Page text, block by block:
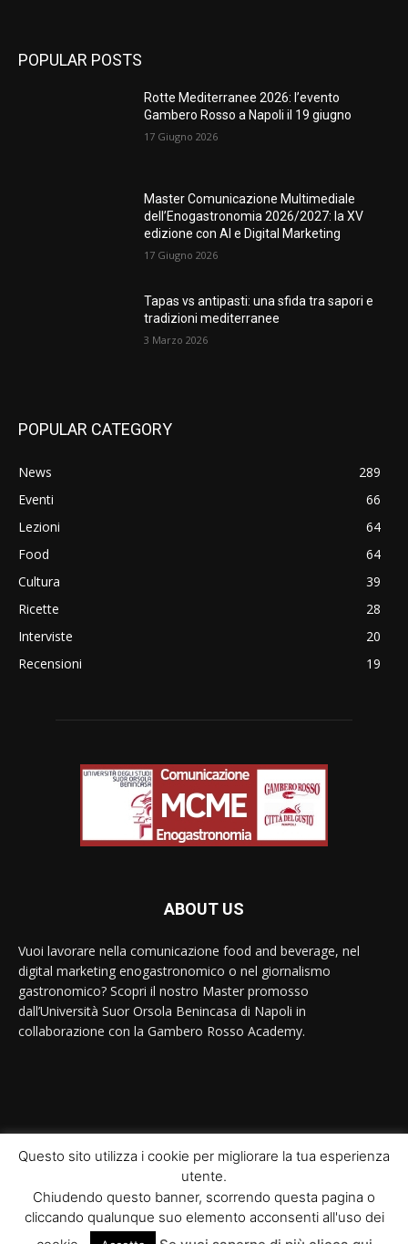
POPULAR POSTS
Rotte Mediterranee 2026: l’evento
Gambero Rosso a Napoli il 19 giugno
17 Giugno 2026
Master Comunicazione Multimediale
dell’Enogastronomia 2026/2027: la XV
edizione con AI e Digital Marketing
17 Giugno 2026
Tapas vs antipasti: una sfida tra sapori e
tradizioni mediterranee
3 Marzo 2026
POPULAR CATEGORY
News
289
Eventi
66
Lezioni
64
Food
64
Cultura
39
Ricette
28
Interviste
20
Recensioni
19
ABOUT US
Vuoi lavorare nella comunicazione food and beverage, nel
digital marketing enogastronomico o nel giornalismo
gastronomico? Scopri il nostro Master promosso
dall’Università Suor Orsola Benincasa di Napoli in
collaborazione con la Gambero Rosso Academy.
© Newspaper WordPress Theme by TagDiv
Il Master Moduli didattici
Questo sito utilizza i cookie per migliorare la tua esperienza
utente.
Chiudendo questo banner, scorrendo questa pagina o
cliccando qualunque suo elemento acconsenti all'uso dei